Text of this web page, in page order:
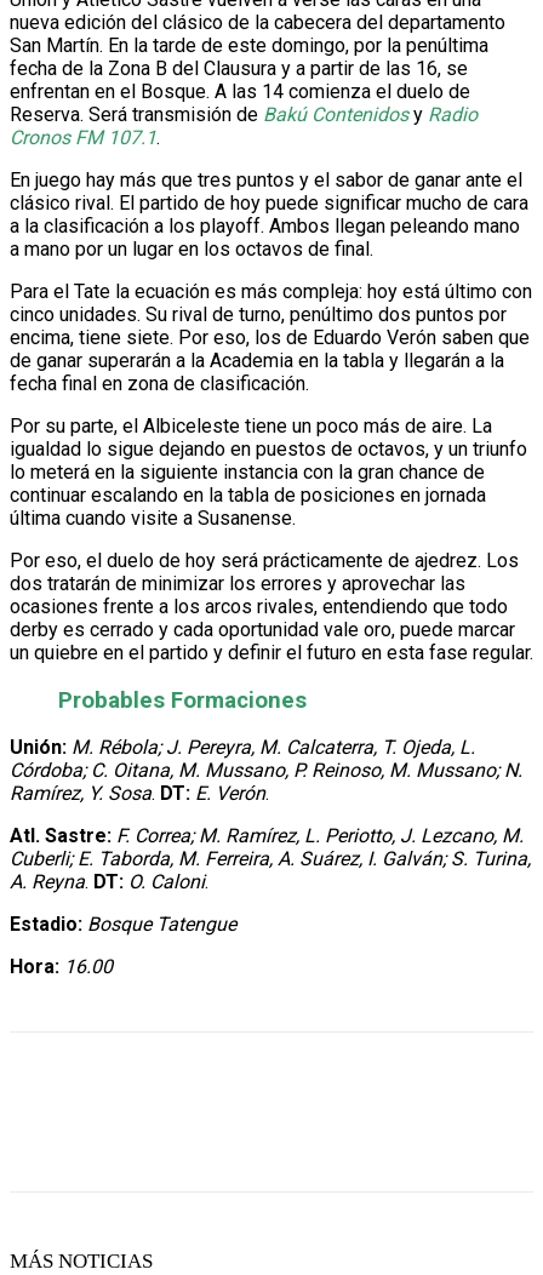
nueva edición del clásico de la cabecera del departamento
San Martín. En la tarde de este domingo, por la penúltima
fecha de la Zona B del Clausura y a partir de las 16, se
enfrentan en el Bosque. A las 14 comienza el duelo de
Reserva. Será transmisión de Bakú Contenidosy Radio
Cronos FM 107.1.
En juego hay más que tres puntos y el sabor de ganar ante el
clásico rival. El partido de hoy puede significar mucho de cara
a la clasificación a los playoff. Ambos llegan peleando mano
a mano por un lugar en los octavos de final.
Para el Tate la ecuación es más compleja: hoy está último con
cinco unidades. Su rival de turno, penúltimo dos puntos por
encima, tiene siete. Por eso, los de Eduardo Verón saben que
de ganar superarán a la Academia en la tabla y llegarán a la
fecha final en zona de clasificación.
Por su parte, el Albiceleste tiene un poco más de aire. La
igualdad lo sigue dejando en puestos de octavos, y un triunfo
lo meterá en la siguiente instancia con la gran chance de
continuar escalando en la tabla de posiciones en jornada
última cuando visite a Susanense.
Por eso, el duelo de hoy será prácticamente de ajedrez. Los
dos tratarán de minimizar los errores y aprovechar las
ocasiones frente a los arcos rivales, entendiendo que todo
derby es cerrado y cada oportunidad vale oro, puede marcar
un quiebre en el partido y definir el futuro en esta fase regular.
Probables Formaciones
Unión: M. Rébola; J. Pereyra, M. Calcaterra, T. Ojeda, L.
Córdoba; C. Oitana, M. Mussano, P. Reinoso, M. Mussano; N.
Ramírez, Y. Sosa. DT: E. Verón.
Atl. Sastre: F. Correa; M. Ramírez, L. Periotto, J. Lezcano, M.
Cuberli; E. Taborda, M. Ferreira, A. Suárez, I. Galván; S. Turina,
A. Reyna. DT: O. Caloni.
Estadio: Bosque Tatengue
Hora: 16.00
MÁS NOTICIAS